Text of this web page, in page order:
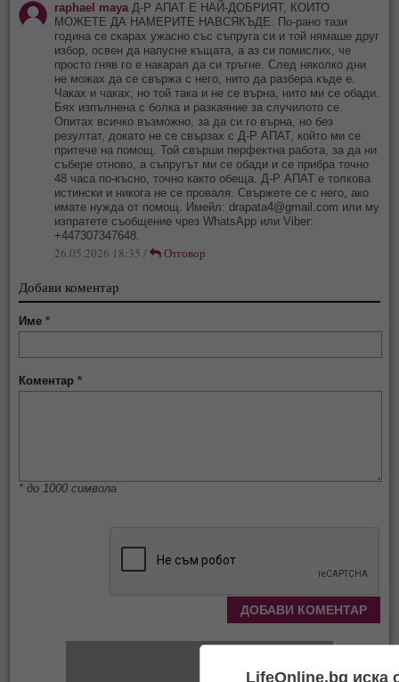
raphael mayaД-Р АПАТ Е НАЙ-ДОБРИЯТ, КОИТО
МОЖЕТЕ ДА НАМЕРИТЕ НАВСЯКЪДЕ. По-рано тази
година се скарах ужасно със съпруга си и той нямаше друг
избор, освен да напусне къщата, а аз си помислих, че
просто гняв го е накарал да си тръгне. След няколко дни
не можах да се свържа с него, нито да разбера къде е.
Чаках и чаках, но той така и не се върна, нито ми се обади.
Бях изпълнена с болка и разкаяние за случилото се.
Опитах всичко възможно, за да си го върна, но без
резултат, докато не се свързах с Д-Р АПАТ, който ми се
притече на помощ. Той свърши перфектна работа, за да ни
събере отново, а съпругът ми се обади и се прибра точно
48 часа по-късно, точно както обеща. Д-Р АПАТ е толкова
истински и никога не се проваля. Свържете се с него, ако
имате нужда от помощ. Имейл:drapata4@gmail.com или му
изпратете съобщение чрез WhatsApp или Viber:
+447307347648.
26.05.2026 18:35 / Отговор
Добави коментар
Име*
Коментар*
* до 1000 символа
LifeOnline.bg иска